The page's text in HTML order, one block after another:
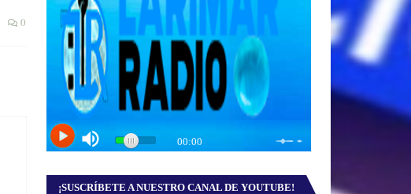
0
¡SUSCRÍBETE A NUESTRO CANAL DE YOUTUBE!